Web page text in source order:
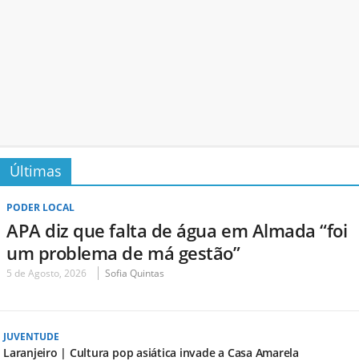
Últimas
PODER LOCAL
APA diz que falta de água em Almada “foi
um problema de má gestão”
5 de Agosto, 2026 Sofia Quintas
JUVENTUDE
Laranjeiro | Cultura pop asiática invade a Casa Amarela